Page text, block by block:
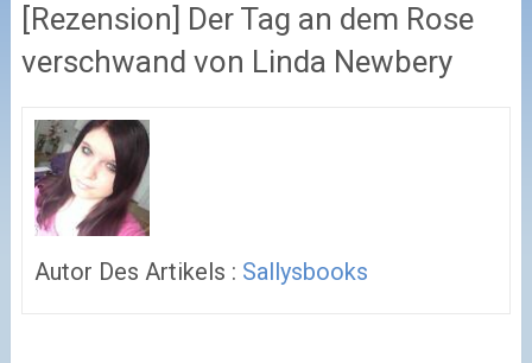
[Rezension] Der Tag an dem Rose
verschwand von Linda Newbery
Autor Des Artikels : Sallysbooks